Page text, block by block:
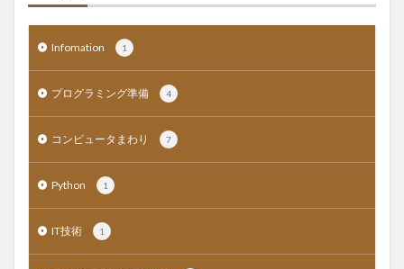
Infomation 1
プログラミング準備 4
コンピュータまわり 7
Python 1
IT技術 1